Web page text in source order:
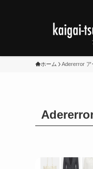
ホーム Adererror ア